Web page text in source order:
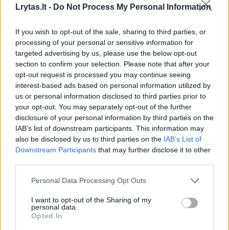
Lrytas.lt - Do Not Process My Personal Information
If you wish to opt-out of the sale, sharing to third parties, or
processing of your personal or sensitive information for
targeted advertising by us, please use the below opt-out
section to confirm your selection. Please note that after your
opt-out request is processed you may continue seeing
interest-based ads based on personal information utilized by
us or personal information disclosed to third parties prior to
your opt-out. You may separately opt-out of the further
disclosure of your personal information by third parties on the
IAB’s list of downstream participants. This information may
also be disclosed by us to third parties on the IAB’s List of
Downstream Participants that may further disclose it to other
Personal Data Processing Opt Outs
I want to opt-out of the Sharing of my
personal data.
Opted In
13. Gabriel Bortoleto 16
14. Lance'as Strollas 16
15. Oliver Bearman 11